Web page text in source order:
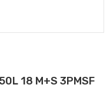
18 M+S 3PMSF